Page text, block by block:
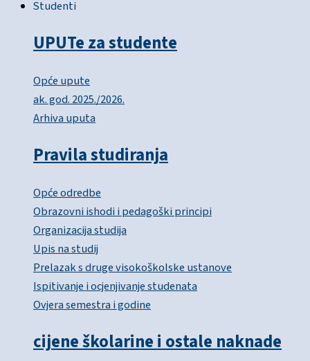
Studenti
UPUTe za studente
Opće upute
ak. god. 2025./2026.
Arhiva uputa
Pravila studiranja
Opće odredbe
Obrazovni ishodi i pedagoški principi
Organizacija studija
Upis na studij
Prelazak s druge visokoškolske ustanove
Ispitivanje i ocjenjivanje studenata
Ovjera semestra i godine
cijene školarine i ostale naknade